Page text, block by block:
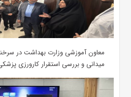
معاون آموزشی وزارت بهداشت در
میدانی و بررسی استقرار کارورزی